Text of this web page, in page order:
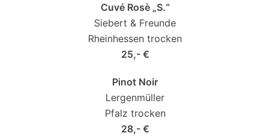
Cuvé Rosè „S.“
Siebert & Freunde
Rheinhessen trocken
25,- €
Pinot Noir
Lergenmüller
Pfalz trocken
28,- €